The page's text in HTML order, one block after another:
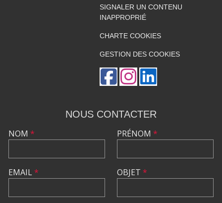
SIGNALER UN CONTENU
INAPPROPRIÉ
CHARTE COOKIES
GESTION DES COOKIES
NOUS CONTACTER
NOM *
EMAIL*
PRÉNOM *
OBJET *